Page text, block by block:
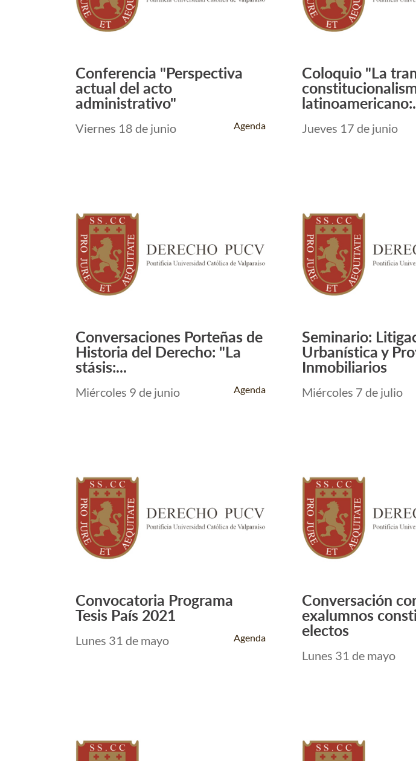
Leer Más +
Conferencia "Perspectiva
actual del acto
administrativo"
Viernes 18 de junio Agenda
Coloquio "La
Jueves 17 de junio
Leer Más +
Conversaciones Porteñas de
Historia del Derecho: "La
stásis:...
Miércoles 9 de junio Agenda
Seminario:
Urbanística y
Inmobiliarios
Miércoles 7 de julio
Leer Más +
Convocatoria Programa
Tesis País 2021
Lunes 31 de mayo Agenda
Conversación
exalumnos
electos
Lunes 31 de mayo